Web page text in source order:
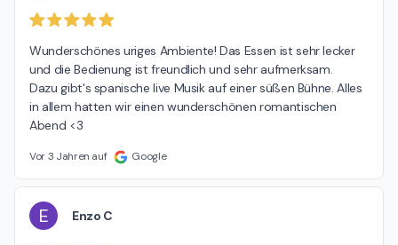
Wunderschönes uriges Ambiente! Das Essen ist sehr lecker
und die Bedienung ist freundlich und sehr aufmerksam.
Dazu gibt's spanische live Musik auf einer süßen Bühne. Alles
in allem hatten wir einen wunderschönen romantischen
Abend <3
Vor 3 Jahren auf Google
E Enzo C